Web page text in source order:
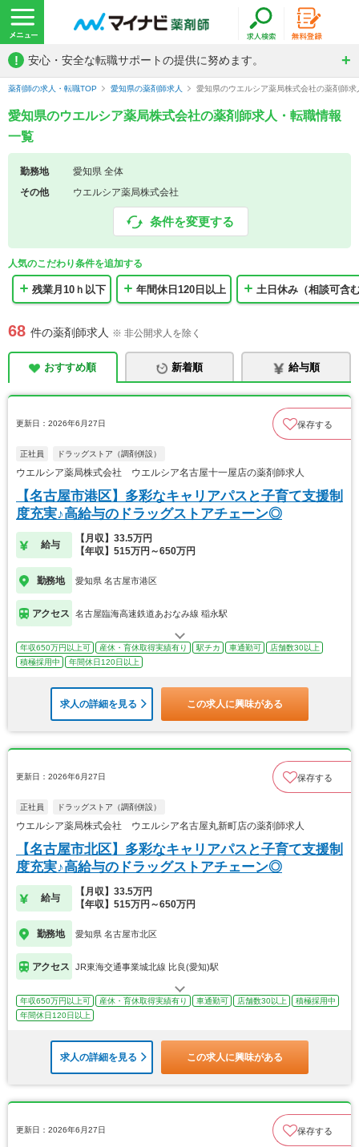
! 安心・安全な転職サポートの提供に努めます。
薬剤師の求人・転職TOP 愛知県の薬剤師求人 愛知県のウエルシア薬局株式会社の薬剤師
愛知県のウエルシア薬局株式会社の薬剤師求人・転職情報
一覧
勤務地
愛知県 全体
その他
ウエルシア薬局株式会社
条件を変更する
人気のこだわり条件を追加する
残業月10ｈ以下 年間休日120日以上 土日休み（相談可含
68 件の薬剤師求人 ※ 非公開求人を除く
おすすめ順 新着順 給与順
更新日：2026年6月27日 保存する
正社員 ドラッグストア（調剤併設）
ウエルシア薬局株式会社 ウエルシア名古屋十一屋店の薬剤師求人
【名古屋市港区】多彩なキャリアパスと子育て支援制
度充実♪高給与のドラッグストアチェーン◎
給与
【月収】33.5万円
【年収】515万円～650万円
勤務地 愛知県 名古屋市港区
アクセス 名古屋臨海高速鉄道あおなみ線 稲永駅
年収650万円以上可 産休・育休取得実績有り 駅チカ 車通勤可
店舗数30以上
積極採用中
年間休日120日以上
求人の詳細を見る この求人に興味がある
更新日：2026年6月27日 保存する
正社員 ドラッグストア（調剤併設）
ウエルシア薬局株式会社 ウエルシア名古屋丸新町店の薬剤師求人
【名古屋市北区】多彩なキャリアパスと子育て支援制
度充実♪高給与のドラッグストアチェーン◎
給与
【月収】33.5万円
【年収】515万円～650万円
勤務地 愛知県 名古屋市北区
アクセス JR東海交通事業城北線 比良(愛知)駅
年収650万円以上可 産休・育休取得実績有り 車通勤可 店舗数30以上
積極採用中
年間休日120日以上
求人の詳細を見る この求人に興味がある
更新日：2026年6月27日 保存する